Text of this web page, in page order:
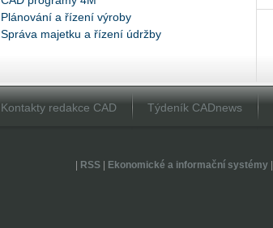
Plánování a řízení výroby
Správa majetku a řízení údržby
Kontakty redakce CAD Týdeník CADnews
RSS| Ekonomické a informační systémy|